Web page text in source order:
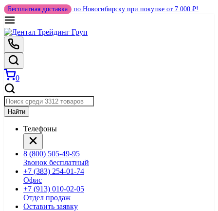
Бесплатная доставка по Новосибирску при покупке от 7 000 ₽!
0
Найти
Телефоны
8 (800) 505-49-95
Звонок бесплатный
+7 (383) 254-01-74
Офис
+7 (913) 010-02-05
Отдел продаж
Оставить заявку